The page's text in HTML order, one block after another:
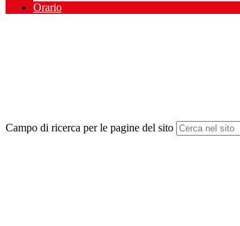
Orario
Campo di ricerca per le pagine del sito